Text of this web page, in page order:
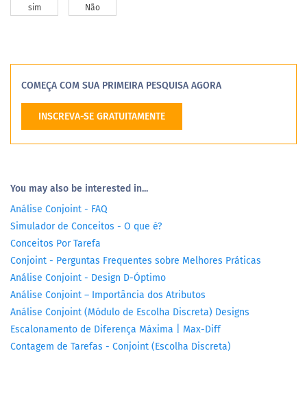
sim Não
COMEÇA COM SUA PRIMEIRA PESQUISA AGORA
INSCREVA-SE GRATUITAMENTE
You may also be interested in...
Análise Conjoint - FAQ
Simulador de Conceitos - O que é?
Conceitos Por Tarefa
Conjoint - Perguntas Frequentes sobre Melhores Práticas
Análise Conjoint - Design D-Óptimo
Análise Conjoint – Importância dos Atributos
Análise Conjoint (Módulo de Escolha Discreta) Designs
Escalonamento de Diferença Máxima | Max-Diff
Contagem de Tarefas - Conjoint (Escolha Discreta)